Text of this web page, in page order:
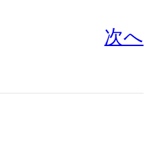
次へ